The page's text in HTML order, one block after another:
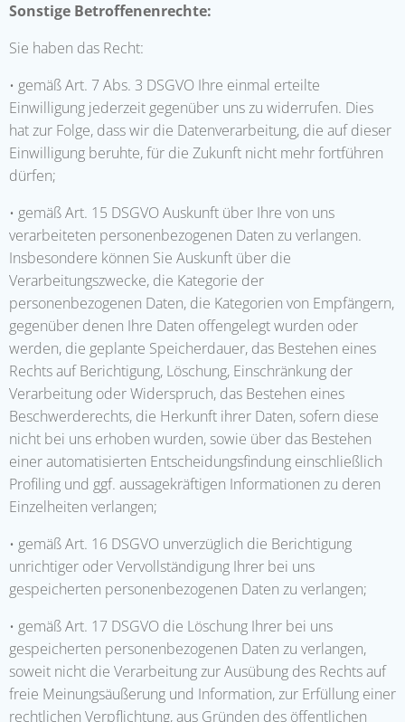
Sonstige Betroffenenrechte:
Sie haben das Recht:
• gemäß Art. 7 Abs. 3 DSGVO Ihre einmal erteilte
Einwilligung jederzeit gegenüber uns zu widerrufen. Dies
hat zur Folge, dass wir die Datenverarbeitung, die auf dieser
Einwilligung beruhte, für die Zukunft nicht mehr fortführen
dürfen;
• gemäß Art. 15 DSGVO Auskunft über Ihre von uns
verarbeiteten personenbezogenen Daten zu verlangen.
Insbesondere können Sie Auskunft über die
Verarbeitungszwecke, die Kategorie der
personenbezogenen Daten, die Kategorien von Empfängern,
gegenüber denen Ihre Daten offengelegt wurden oder
werden, die geplante Speicherdauer, das Bestehen eines
Rechts auf Berichtigung, Löschung, Einschränkung der
Verarbeitung oder Widerspruch, das Bestehen eines
Beschwerderechts, die Herkunft ihrer Daten, sofern diese
nicht bei uns erhoben wurden, sowie über das Bestehen
einer automatisierten Entscheidungsfindung einschließlich
Profiling und ggf. aussagekräftigen Informationen zu deren
Einzelheiten verlangen;
• gemäß Art. 16 DSGVO unverzüglich die Berichtigung
unrichtiger oder Vervollständigung Ihrer bei uns
gespeicherten personenbezogenen Daten zu verlangen;
• gemäß Art. 17 DSGVO die Löschung Ihrer bei uns
gespeicherten personenbezogenen Daten zu verlangen,
soweit nicht die Verarbeitung zur Ausübung des Rechts auf
freie Meinungsäußerung und Information, zur Erfüllung einer
rechtlichen Verpflichtung, aus Gründen des öffentlichen